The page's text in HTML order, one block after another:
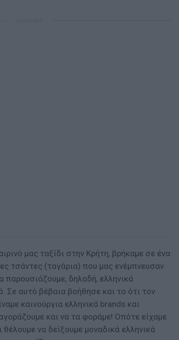
μας ταξίδι στην Κρήτη, βρήκαμε σε ένα
τσάντες (ταγάρια) που μας ενέμπνευσαν
δηλαδή, ελληνικά
Σε αυτό βέβαια βοήθησε και το ότι τον
καινούργια ελληνικά brands και
και να τα φοράμε! Οπότε είχαμε
να δείξουμε μοναδικά ελληνικά